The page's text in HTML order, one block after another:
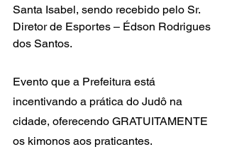
Santa Isabel, sendo recebido pelo Sr.
Diretor de Esportes – Édson Rodrigues
dos Santos.
Evento que a Prefeitura está
incentivando a prática do Judô na
cidade, oferecendo GRATUITAMENTE
os kimonos aos praticantes.